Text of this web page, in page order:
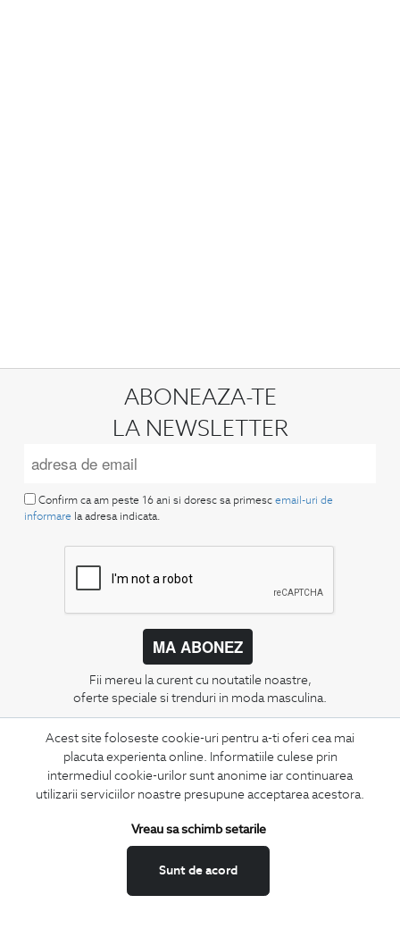
Acest site foloseste cookie-uri pentru a-ti oferi cea mai
placuta experienta online. Informatiile culese prin
intermediul cookie-urilor sunt anonime iar continuarea
utilizarii serviciilor noastre presupune acceptarea acestora.
Sunt de acord
Vreau sa schimb setarile
ABONEAZA-TE
LA NEWSLETTER
Confirm ca am peste 16 ani si doresc sa primesc email-uri de
informare la adresa indicata.
MA ABONEZ
Fii mereu la curent cu noutatile noastre,
oferte speciale si trenduri in moda masculina.
CONCIERGE
Termeni si conditii
Schimburi si retur
Feedback site
ANPC